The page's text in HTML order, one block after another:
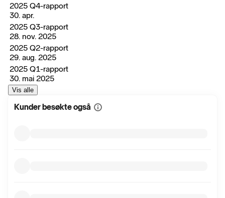
2025 Q4-rapport
30. apr.
2025 Q3-rapport
28. nov. 2025
2025 Q2-rapport
29. aug. 2025
2025 Q1-rapport
30. mai 2025
Vis alle
Kunder besøkte også Vis